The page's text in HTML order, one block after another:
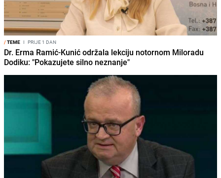
/TEME I PRIJE 1 DAN
Dr. Erma Ramić-Kunić održala lekciju notornom Miloradu
Dodiku: "Pokazujete silno neznanje"